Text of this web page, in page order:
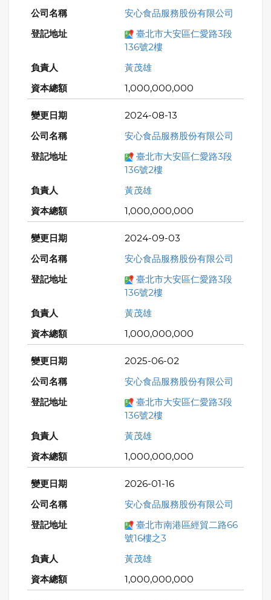
安心食品服務股份有限公司
臺北市大安區仁愛路3段
136號2樓
黃茂雄
1,000,000,000
2024-08-13
安心食品服務股份有限公司
臺北市大安區仁愛路3段
136號2樓
黃茂雄
1,000,000,000
2024-09-03
安心食品服務股份有限公司
臺北市大安區仁愛路3段
136號2樓
黃茂雄
1,000,000,000
2025-06-02
安心食品服務股份有限公司
臺北市大安區仁愛路3段
136號2樓
黃茂雄
1,000,000,000
2026-01-16
安心食品服務股份有限公司
臺北市南港區經貿二路66
號16樓之3
黃茂雄
1,000,000,000